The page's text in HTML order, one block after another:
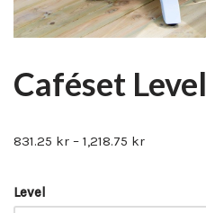
Caféset Level
831.25 kr – 1,218.75 kr
Level